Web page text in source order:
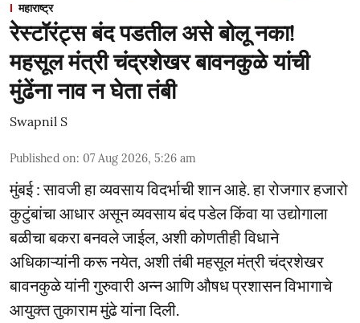
महाराष्ट्र
रेस्टॉरंट्स बंद पडतील असे बोलू नका!
महसूल मंत्री चंद्रशेखर बावनकुळे यांची
मुंढेंना नाव न घेता तंबी
Swapnil S
Published on: 07 Aug 2026, 5:26 am
मुंबई : सावजी हा व्यवसाय विदर्भाची शान आहे. हा रोजगार हजारो
कुटुंबांचा आधार असून व्यवसाय बंद पडेल किंवा या उद्योगाला
बळीचा बकरा बनवले जाईल, अशी कोणतीही विधाने
अधिकाऱ्यांनी करू नयेत, अशी तंबी महसूल मंत्री चंद्रशेखर
बावनकुळे यांनी गुरुवारी अन्न आणि औषध प्रशासन विभागाचे
आयुक्त तुकाराम मुंढे यांना दिली.